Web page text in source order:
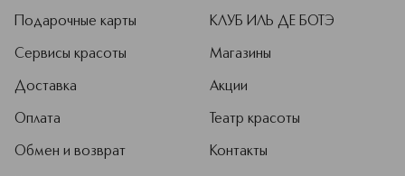
Подарочные карты
Сервисы красоты
Доставка
Оплата
Обмен и возврат
КЛУБ ИЛЬ ДЕ БОТЭ
Магазины
Акции
Театр красоты
Контакты